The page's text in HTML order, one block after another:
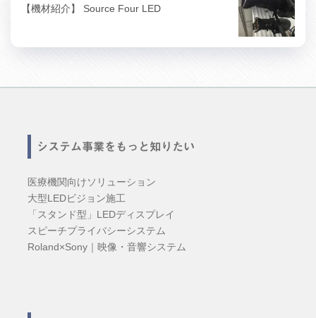
【機材紹介】 Source Four LED
システム事業をもっと知りたい
医療機関向けソリューション
大型LEDビジョン施工
「スタンド型」LEDディスプレイ
スピーチプライバシーシステム
Roland×Sony｜映像・音響システム